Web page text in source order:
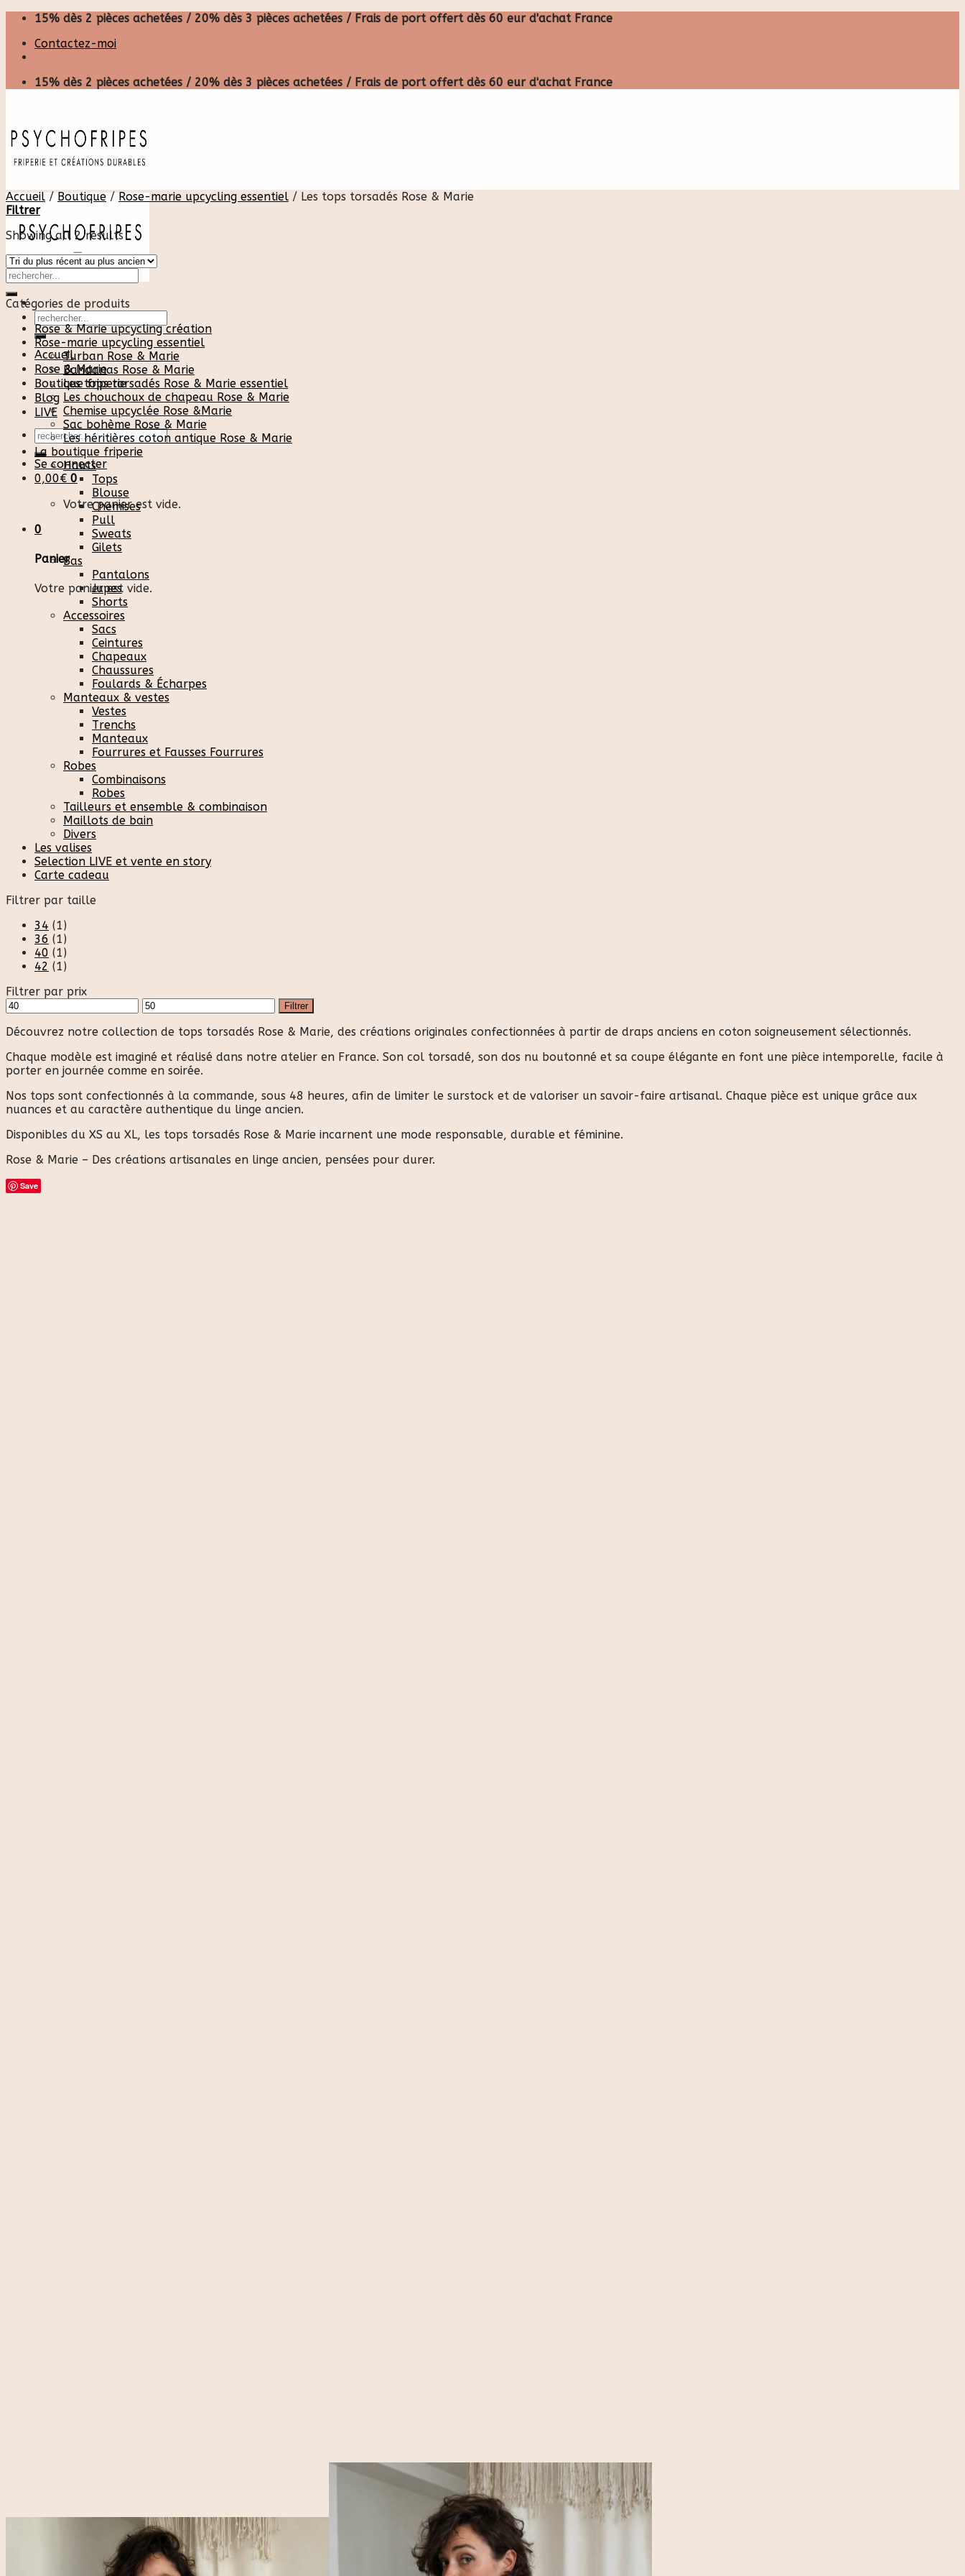
Skip
content
15% dès 2 pièces achetées / 20% dès 3 pièces achetées / Frais de port offert dès 60 eur d'achat France
Contactez-moi
15% dès 2 pièces achetées / 20% dès 3 pièces achetées / Frais de port offert dès 60 eur d'achat France
Recherche
pour :
Accueil
Rose & Marie
Boutique friperie
Blog
LIVE
Recherche
pour :
Se connecter
0,00€ 0
Votre panier est vide.
0
Panier
Votre panier est vide.
Accueil / Boutique / Rose-marie upcycling essentiel / Les tops torsadés Rose & Marie
Filtrer
Showing all 2 results
Catégories de produits
Rose & Marie upcycling création
Rose-marie upcycling essentiel
Turban Rose & Marie
Bandanas Rose & Marie
Les tops torsadés Rose & Marie essentiel
Les chouchoux de chapeau Rose & Marie
Chemise upcyclée Rose &Marie
Sac bohème Rose & Marie
Les héritières coton antique Rose & Marie
La boutique friperie
Hauts
Tops
Blouse
Chemises
Pull
Sweats
Gilets
Bas
Pantalons
Jupes
Shorts
Accessoires
Sacs
Ceintures
Chapeaux
Chaussures
Foulards & Écharpes
Manteaux & vestes
Vestes
Trenchs
Manteaux
Fourrures et Fausses Fourrures
Robes
Combinaisons
Robes
Tailleurs et ensemble & combinaison
Maillots de bain
Divers
Les valises
Selection LIVE et vente en story
Carte cadeau
Filtrer par taille
34 (1)
36 (1)
40 (1)
42 (1)
Filtrer par prix
Prix
min
Prix
max
Filtrer
Découvrez notre collection de tops torsadés Rose & Marie, des créations originales confectionnées à partir de draps anciens en coton soigneusement sélectionnés.
Chaque modèle est imaginé et réalisé dans notre atelier en France. Son col torsadé, son dos nu boutonné et sa coupe élégante en font une pièce intemporelle, facile à
porter en journée comme en soirée.
Nos tops sont confectionnés à la commande, sous 48 heures, afin de limiter le surstock et de valoriser un savoir-faire artisanal. Chaque pièce est unique grâce aux
nuances et au caractère authentique du linge ancien.
Disponibles du XS au XL, les tops torsadés Rose & Marie incarnent une mode responsable, durable et féminine.
Rose & Marie – Des créations artisanales en linge ancien, pensées pour durer.
Save